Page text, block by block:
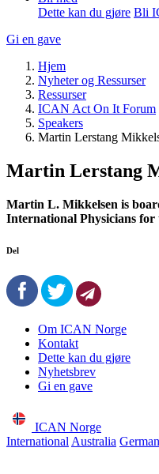
Dette kan du gjøre Bli
Gi en gave
Hjem
Nyheter og Ressurser
Ressurser
ICAN Act On It Forum
Speakers
Martin Lerstang
Martin Lerstang
Martin L. Mikkelsen is
International Physicians
Del
Om ICAN Norge
Kontakt
Dette kan du gjøre
Nyhetsbrev
Gi en gave
ICAN Norge
International Australia